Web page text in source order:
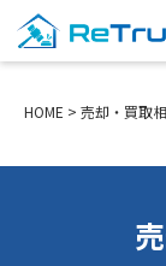
HOME > 売却・買取